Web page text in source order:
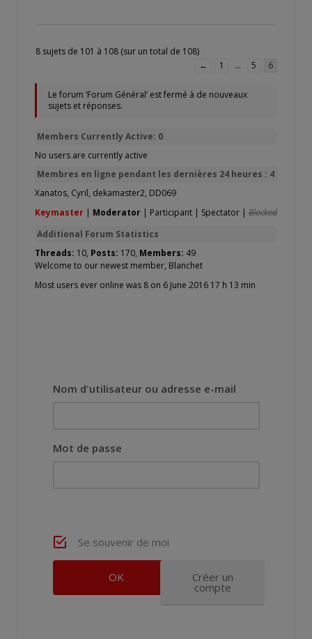
8 sujets de 101 à 108 (sur un total de 108)
←
1 … 5 6
Le forum ‘Forum Général’ est fermé à de nouveaux
sujets et réponses.
Members Currently Active: 0
No users are currently active
Membres en ligne pendant les dernières 24 heures : 4
Xanatos, Cyril, dekamaster2, DD069
Keymaster | Moderator | Participant | Spectator | Blocked
Additional Forum Statistics
Threads: 10, Posts: 170, Members: 49
Welcome to our newest member, Blanchet
Most users ever online was 8 on 6 June 2016 17 h 13 min
Nom d'utilisateur ou adresse e-mail
Mot de passe
Se souvenir de moi
Créer un
compte